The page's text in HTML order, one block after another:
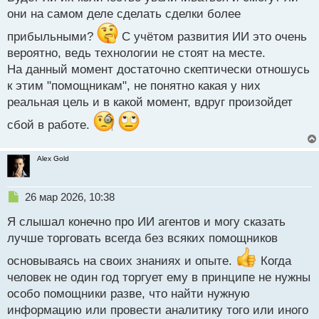
р
ч
и
т
а
н
н
й
о
с
т
они на самом деле сделать сделки более
прибыльными?
С учётом развития ИИ это очень
вероятно, ведь технологии не стоят на месте.
На данный момент достаточно скептически отношусь
к этим "помощникам", не понятно какая у них
реальная цель и в какой момент, вдруг произойдет
сбой в работе.
Alex Gold
Н
п
р
ч
и
а
н
26 мар 2026, 10:38
Я слышал конечно про ИИ агентов и могу сказать
лучше торговать всегда без всяких помощников
основываясь на своих знаниях и опыте.
Когда
человек не один год торгует ему в принципе не нужны
особо помощники разве, что найти нужную
информацию или провести аналитику того или иного